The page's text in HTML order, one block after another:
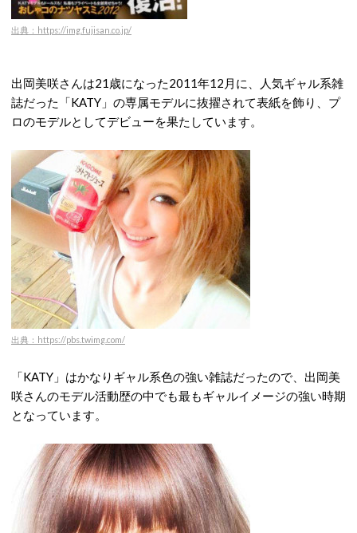
出典：https://img.fujisan.co.jp/
出岡美咲さんは21歳になった2011年12月に、人気ギャル系雑
誌だった「KATY」の専属モデルに抜擢されて表紙を飾り、プ
ロのモデルとしてデビューを果たしています。
出典：https://pbs.twimg.com/
「KATY」はかなりギャル系色の強い雑誌だったので、出岡美
咲さんのモデル活動歴の中でも最もギャルイメージの強い時期
となっています。